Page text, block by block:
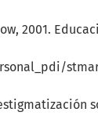
2001.
estigmatización